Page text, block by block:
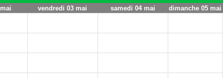
vendredi 03 mai samedi 04 mai
dimanche 05 mai